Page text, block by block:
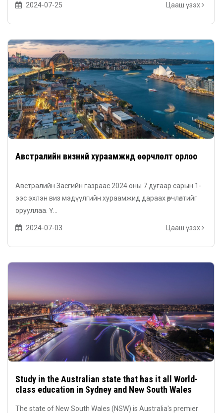
2024-07-25 Цааш үзэх
Австралийн визний хураамжид өөрчлөлт орлоо
Австралийн Засгийн газраас 2024 оны 7 дугаар сарын 1-
ээс эхлэн виз мэдүүлгийн хураамжид дараах өөрчлөлтийг
орууллаа. Ү...
2024-07-03 Цааш үзэх
Study in the Australian state that has it all World-
class education in Sydney and New South Wales
The state of New South Wales (NSW) is Australia's premier